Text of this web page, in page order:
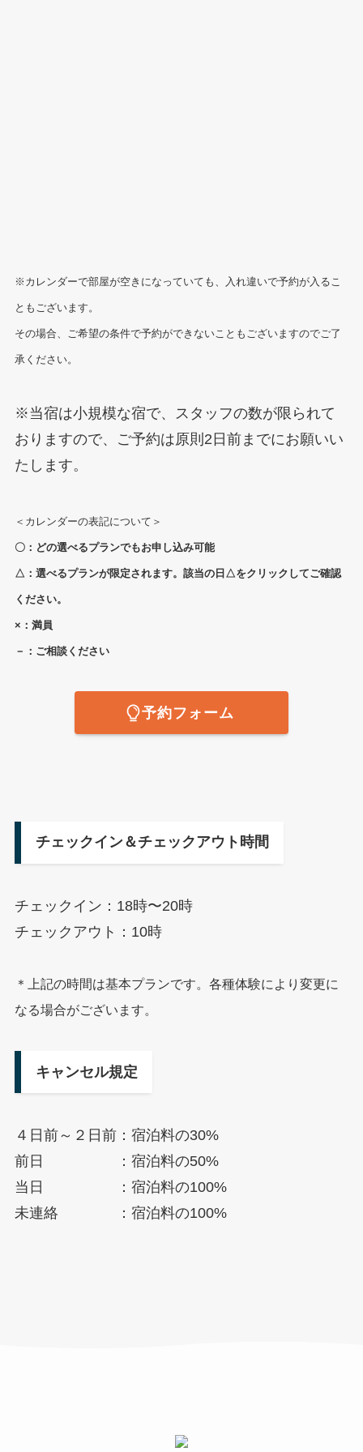
※カレンダーで部屋が空きになっていても、入れ違いで予約が入るこ
ともございます。
その場合、ご希望の条件で予約ができないこともございますのでご了
承ください。
※当宿は小規模な宿で、スタッフの数が限られて
おりますので、ご予約は原則2日前までにお願いい
たします。
＜カレンダーの表記について＞
〇：どの選べるプランでもお申し込み可能
△：選べるプランが限定されます。該当の日△をクリックしてご確認
ください。
×：満員
－：ご相談ください
予約フォーム
チェックイン＆チェックアウト時間
チェックイン：18時〜20時
チェックアウト：10時
＊上記の時間は基本プランです。各種体験により変更に
なる場合がございます。
キャンセル規定
４日前～２日前：宿泊料の30%
前日 ：宿泊料の50%
当日 ：宿泊料の100%
未連絡 ：宿泊料の100%